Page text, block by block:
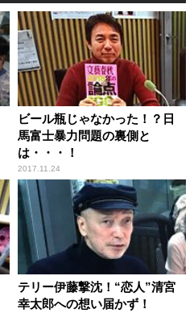
ビール瓶じゃなかった！？日
馬富士暴力問題の裏側と
は・・・！
2017.11.24
テリー伊藤撃沈！“恋人”清宮
幸太郎への想い届かず！